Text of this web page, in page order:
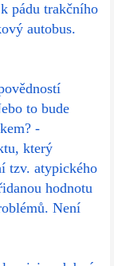
pádu trakčního
autobus.
to bude
-
který
tzv. atypického
hodnotu
Není